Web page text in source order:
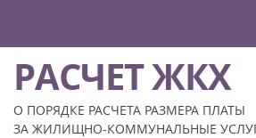
РАСЧЕТ ЖКХ
О ПОРЯДКЕ РАСЧЕТА РАЗМЕРА ПЛАТЫ
ЗА ЖИЛИЩНО-КОММУНАЛЬНЫЕ